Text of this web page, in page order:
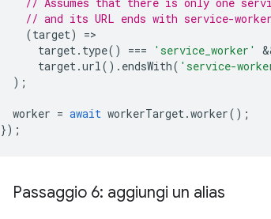
// and its URL ends with service-
(target) =
target. type() === 'service_worker'
target.url(). endsWith( 'service-
);
worker = await workerTarget.worker();
});
Passaggio 6: aggiungi un alias